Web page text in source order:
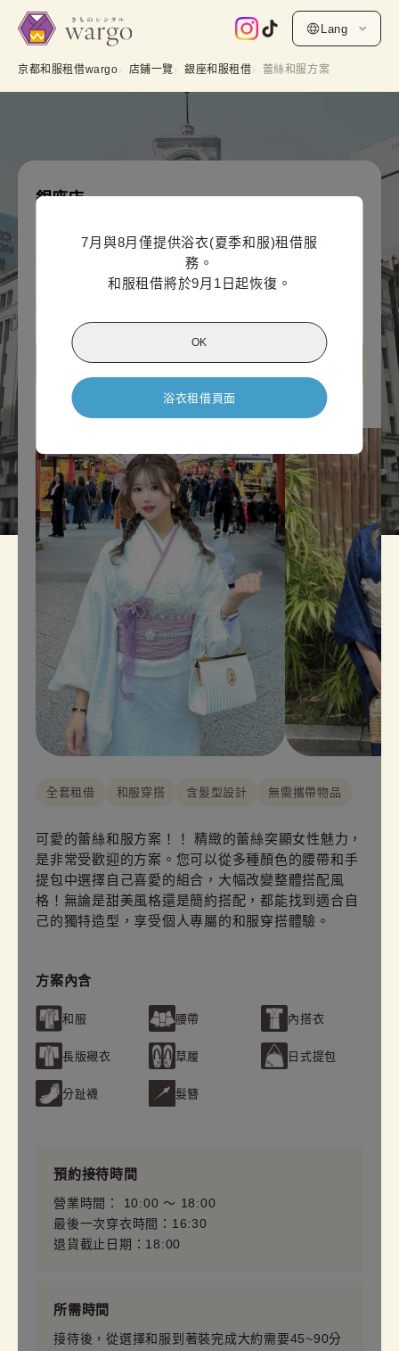
Lang
京都和服租借wargo 店鋪一覽 銀座和服租借 蕾絲和服方案
7月與8月僅提供浴衣(夏季和服)租借服
務。
和服租借將於9月1日起恢復。
OK
浴衣租借頁面
銀座店
¥ 5,500(含稅)~
¥6,600
查看銀座店資訊
全套租借 和服穿搭 含髮型設計 無需攜帶物品
可愛的蕾絲和服方案！！ 精緻的蕾絲突顯女性魅力，
是非常受歡迎的方案。您可以從多種顏色的腰帶和手
提包中選擇自己喜愛的組合，大幅改變整體搭配風
格！無論是甜美風格還是簡約搭配，都能找到適合自
己的獨特造型，享受個人專屬的和服穿搭體驗。
方案內含
和服 腰帶 內搭衣
長版襯衣 草履 日式提包
分趾襪 髮簪
預約接待時間
營業時間： 10:00 〜 18:00
最後一次穿衣時間：16:30
退貨截止日期：18:00
所需時間
接待後，從選擇和服到著裝完成大約需要45~90分